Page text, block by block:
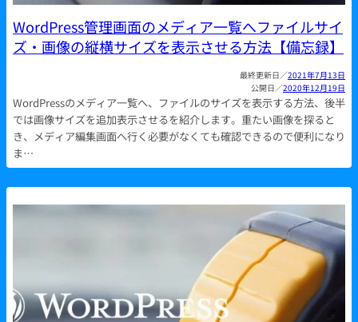
WordPress管理画面のメディア一覧へファイルサイ
ズ・画像の縦横サイズを表示させる方法【備忘録】
2021年7月13日
2020年12月19日
WordPressのメディア一覧へ、ファイルのサイズを表示する方法、後半
では画像サイズを追加表示させるを紹介します。重たい画像を探ると
き、メディア編集画面へ行く必要がなくても確認できるので便利になり
ま…